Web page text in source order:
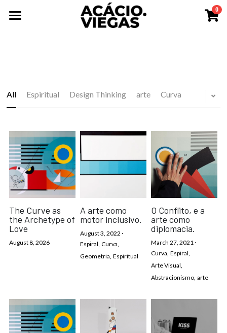
0
Exhibitions
Design Studio
Research Notes
Search
All Espiritual Design Thinking arte Curva
The Curve as
the Archetype of
Love
August 8, 2026
A arte como
motor inclusivo.
August 3, 2022 ·
Espiral, Curva,
Geometria, Espiritual
O Conflito, e a
arte como
diplomacia.
March 27, 2021 ·
Curva, Espiral,
Arte Visual,
Abstracionismo, arte
×
STORE CATEGORIES